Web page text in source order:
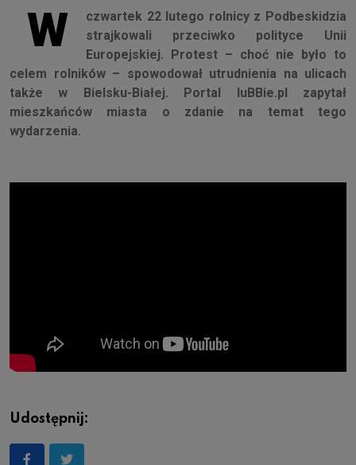
W
czwartek 22 lutego rolnicy z Podbeskidzia
strajkowali przeciwko polityce Unii
Europejskiej. Protest – choć nie było to
celem rolników – spowodował utrudnienia na ulicach
także w Bielsku-Białej. Portal luBBie.pl zapytał
mieszkańców miasta o zdanie na temat tego
wydarzenia.
Udostępnij: